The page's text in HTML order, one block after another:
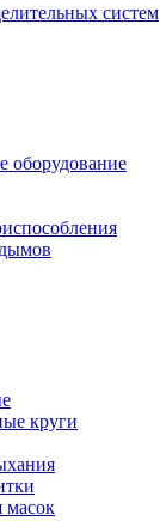
систем
оборудование
круги
масок